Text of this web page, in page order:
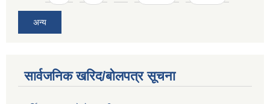
अन्य
सार्वजनिक खरिद/बोलपत्र सूचना